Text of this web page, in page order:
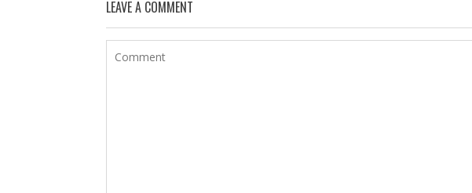
LEAVE A COMMENT